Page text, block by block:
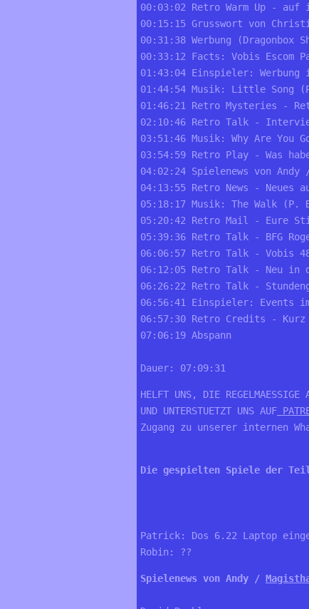
00:03:02 Retro Warm Up - auf
00:15:15 Grusswort von
00:31:38 Werbung (Dragonbox
00:33:12 Facts: Vobis Escom
01:43:04 Einspieler: Werbung
01:44:54 Musik: Little Song (P.
01:46:21 Retro Mysteries -
02:10:46 Retro Talk -
03:51:46 Musik: Why Are You
03:54:59 Retro Play - Was
04:02:24 Spielenews von
04:13:55 Retro News - Neues
05:18:17 Musik: The Walk (P.
05:20:42 Retro Mail - Eure
05:39:36 Retro Talk - BFG
06:06:57 Retro Talk - Vobis
06:12:05 Retro Talk - Neu in
06:26:22 Retro Talk -
06:56:41 Einspieler: Events
06:57:30 Retro Credits - Kurz
07:06:19 Abspann
Dauer: 07:09:31
HELFT UNS, DIE REGELMAESSIGE
UND UNTERSTUETZT UNS AUF
Zugang zu unserer internen
Die gespielten Spiele der
Patrick: Dos 6.22 Laptop
Robin: ??
Spielenews von Andy /